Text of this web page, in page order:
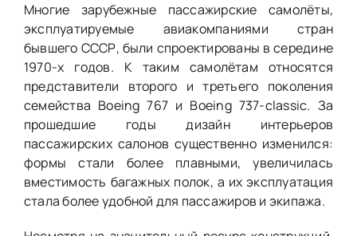
Многие зарубежные пассажирские самолёты,
эксплуатируемые авиакомпаниями стран
бывшего СССР, были спроектированы в середине
1970-х годов. К таким самолётам относятся
представители второго и третьего поколения
семейства Boeing 767 и Boeing 737-classic. За
прошедшие годы дизайн интерьеров
пассажирских салонов существенно изменился:
формы стали более плавными, увеличилась
вместимость багажных полок, а их эксплуатация
стала более удобной для пассажиров и экипажа.